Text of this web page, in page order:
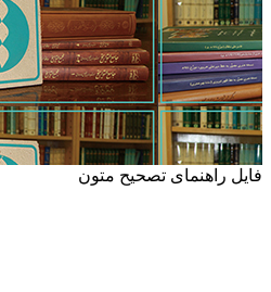
فایل راهنمای تصحیح متون